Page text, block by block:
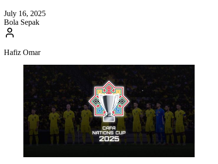
July 16, 2025
Bola Sepak
Hafiz Omar